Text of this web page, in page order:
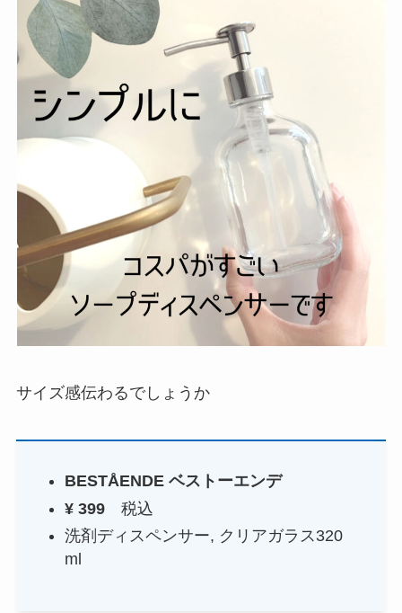
サイズ感伝わるでしょうか
BESTÅENDE ベストーエンデ
¥ 399税込
洗剤ディスペンサー, クリアガラス320
ml